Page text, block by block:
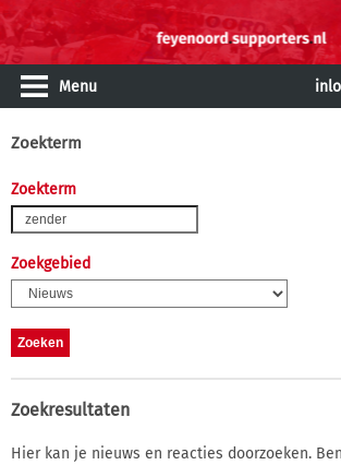
Menu
Zoekterm
Zoekterm
Zoekgebied
Zoekresultaten
Hier kan je nieuws en reacties doorzoeken.